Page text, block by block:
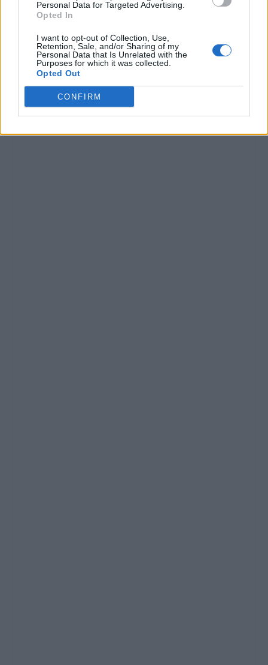
Personal Data for Targeted Advertising.
Opted In
I want to opt-out of Collection, Use,
Retention, Sale, and/or Sharing of my
Personal Data that Is Unrelated with the
Purposes for which it was collected.
Opted Out
CONFIRM